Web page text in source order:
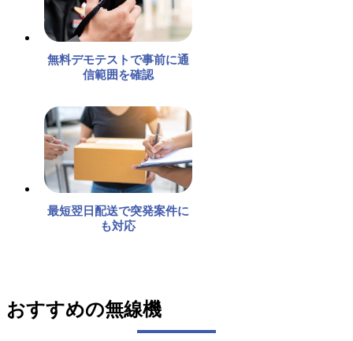
無料デモテストで事前に通
信範囲を確認
最短翌日配送で突発案件に
も対応
おすすめの無線機